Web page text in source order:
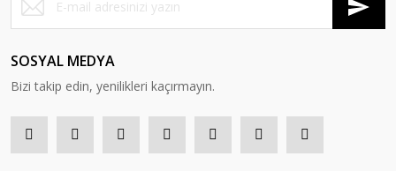
SOSYAL MEDYA
Bizi takip edin, yenilikleri kaçırmayın.